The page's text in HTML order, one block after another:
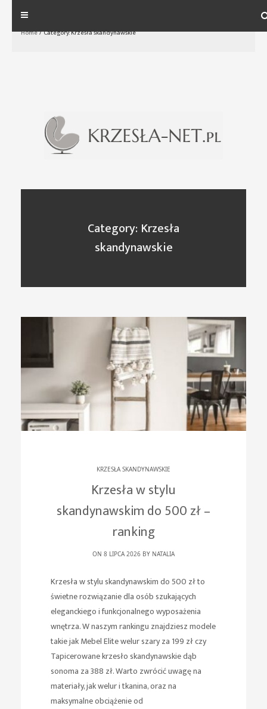
Skip
toHome/Category: Krzesła skandynawskie
Category: Krzesła
skandynawskie
KRZESŁA SKANDYNAWSKIE
Krzesła w stylu
skandynawskim do 500 zł –
ranking
ON 8 LIPCA 2026 BY NATALIA
Krzesła w stylu skandynawskim do 500 zł to
świetne rozwiązanie dla osób szukających
eleganckiego i funkcjonalnego wyposażenia
wnętrza. W naszym rankingu znajdziesz modele
takie jak Mebel Elite welur szary za 199 zł czy
Tapicerowane krzesło skandynawskie dąb
sonoma za 388 zł. Warto zwrócić uwagę na
materiały, jak welur i tkanina, oraz na
maksymalne obciążenie od